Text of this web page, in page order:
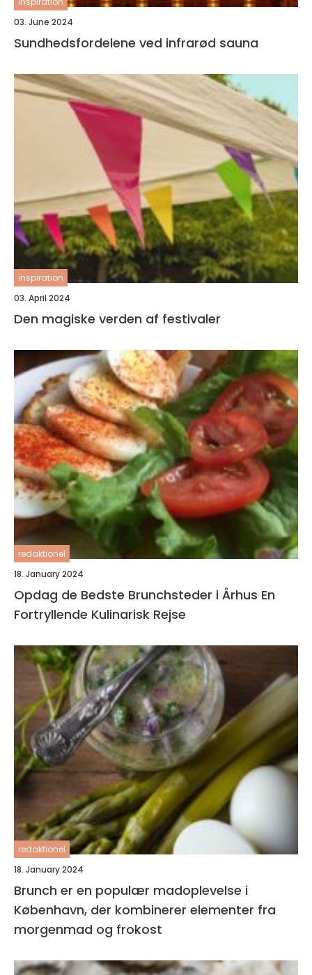
03. June 2024
Sundhedsfordelene ved infrarød sauna
inspiration
03. April 2024
Den magiske verden af festivaler
redaktionel
18. January 2024
Opdag de Bedste Brunchsteder i Århus En
Fortryllende Kulinarisk Rejse
redaktionel
18. January 2024
Brunch er en populær madoplevelse i
København, der kombinerer elementer fra
morgenmad og frokost